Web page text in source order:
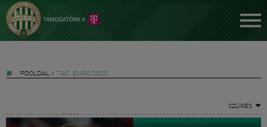
FŐOLDAL » TAG: EURO 2020
SZŰRÉS